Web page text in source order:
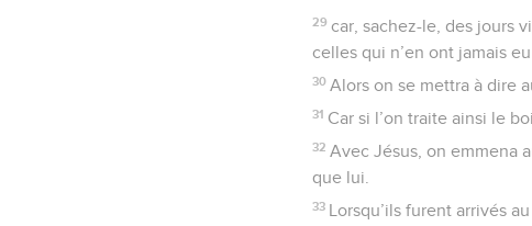
29 car, sachez-le, des jours
celles qui n’en ont jamais
30 Alors on se mettra à dire
31 Car si l’on traite ainsi le
32 Avec Jésus, on emmena
que lui.
33 Lorsqu’ils furent arrivés